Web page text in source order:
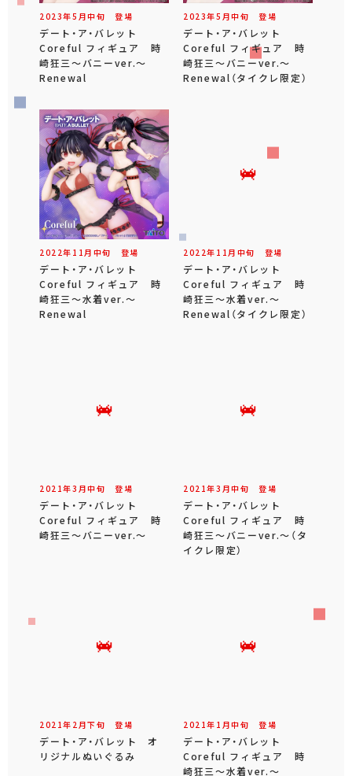
2023年5 月中旬 登場
デート・ア・バレット
Coreful フィギュア 時
崎狂三～バニーver.～
Renewal
2023年5 月中旬 登場
デート・ア・バレット
Coreful フィギュア 時
崎狂三～バニーver.～
Renewal（タイクレ限定）
2022年 11 月 中旬 登場
デート・ア・バレット
Coreful フィギュア 時
崎狂三～水着ver.～
Renewal
2022年 11 月 中旬 登場
デート・ア・バレット
Coreful フィギュア 時
崎狂三～水着ver.～
Renewal（タイクレ限定）
2021年3 月中旬 登場
デート・ア・バレット
Coreful フィギュア 時
崎狂三～バニーver.～
2021年3 月中旬 登場
デート・ア・バレット
Coreful フィギュア 時
崎狂三～バニーver.～（タ
イクレ限定）
2021年 2 月下旬 登場
デート・ア・バレット オ
リジナルぬいぐるみ
2021年 1 月中旬 登場
デート・ア・バレット
Coreful フィギュア 時
崎狂三～水着ver.～